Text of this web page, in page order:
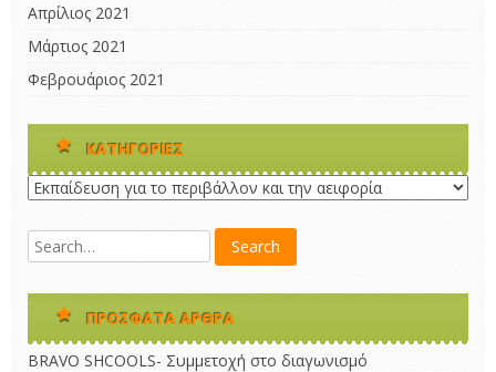
Απρίλιος 2021
Μάρτιος 2021
Φεβρουάριος 2021
KΑΤΗΓΟΡΊΕΣ
Kατηγορίες
ΠΡΌΣΦΑΤΑ ΆΡΘΡΑ
BRAVO SHCOOLS- Συμμετοχή στο διαγωνισμό